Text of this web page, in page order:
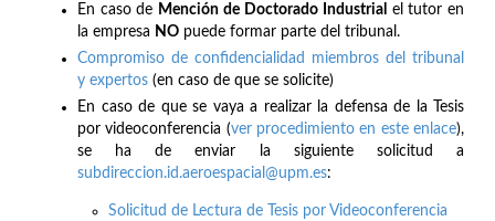
En caso de Mención de Doctorado Industrial el tutor en
la empresa NO puede formar parte del tribunal.
Compromiso de confidencialidad miembros del tribunal
y expertos (en caso de que se solicite)
En caso de que se vaya a realizar la defensa de la Tesis
por videoconferencia (ver procedimiento en este enlace),
se ha de enviar la siguiente solicitud a
subdireccion.id.aeroespacial@upm.es:
Solicitud de Lectura de Tesis por Videoconferencia